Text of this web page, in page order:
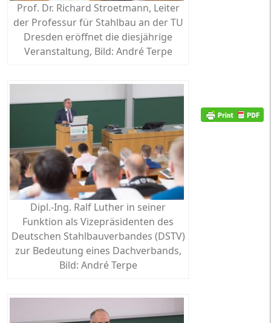
Prof. Dr. Richard Stroetmann, Leiter
der Professur für Stahlbau an der TU
Dresden eröffnet die diesjährige
Veranstaltung, Bild: André Terpe
Dipl.-Ing. Ralf Luther in seiner
Funktion als Vizepräsidenten des
Deutschen Stahlbauverbandes (DSTV)
zur Bedeutung eines Dachverbands,
Bild: André Terpe